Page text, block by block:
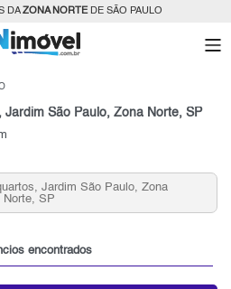
DAZONA NORTEDE SÃO PAULO
São Paulo, Zona Norte, SP
Jardim São Paulo, Zona
Norte, SP
encontrados